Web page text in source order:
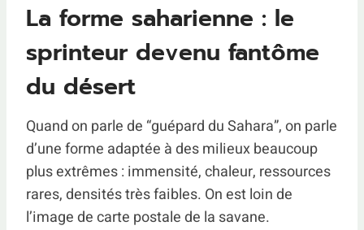
La forme saharienne : le
sprinteur devenu fantôme
du désert
Quand on parle de “guépard du Sahara”, on parle
d’une forme adaptée à des milieux beaucoup
plus extrêmes : immensité, chaleur, ressources
rares, densités très faibles. On est loin de
l’image de carte postale de la savane.